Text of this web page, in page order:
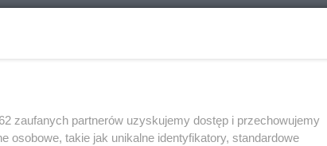
REKLAMA
zaufanych partnerów uzyskujemy dostęp i przechowujemy
osobowe, takie jak unikalne identyfikatory, standardowe